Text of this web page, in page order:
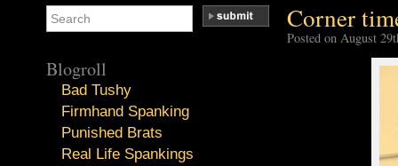
Corner
Posted on August
Blogroll
Bad Tushy
Firmhand Spanking
Punished Brats
Real Life Spankings